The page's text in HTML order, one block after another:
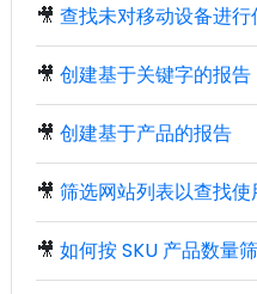
🎥 查找未对移动设备进
🎥 创建基于关键字的报告
🎥 创建基于产品的报告
🎥 筛选网站列表以查找
🎥 如何按 SKU 产品数量